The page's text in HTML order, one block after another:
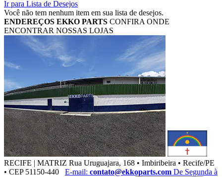
Ir para Lista de Desejos
Você não tem nenhum item em sua lista de desejos.
ENDEREÇOS EKKO PARTS CONFIRA ONDE
ENCONTRAR NOSSAS LOJAS
RECIFE | MATRIZ Rua Uruguajara, 168 • Imbiribeira • Recife/PE
• CEP 51150-440
E-mail: contato@ekkoparts.com De Segunda à